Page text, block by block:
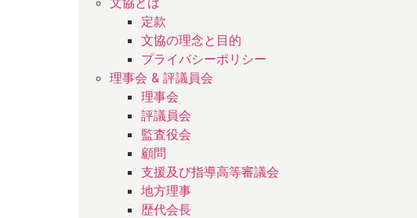
定款
文協の理念と目的
プライバシーポリシー
理事会 & 評議員会
理事会
評議員会
監査役会
顧問
支援及び指導高等審議会
地方理事
歴代会長